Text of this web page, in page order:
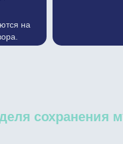
на
сохранения